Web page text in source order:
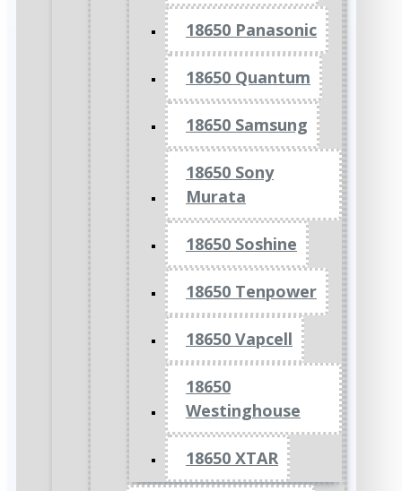
18650 Panasonic
18650 Quantum
18650 Samsung
18650 Sony
Murata
18650 Soshine
18650 Tenpower
18650 Vapcell
18650
Westinghouse
18650 XTAR